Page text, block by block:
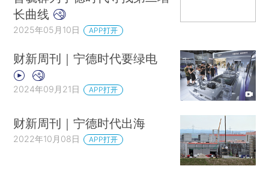
长曲线
2025年05月10日 APP打开
财新周刊｜宁德时代要绿电
2024年09月21日 APP打开
财新周刊｜宁德时代出海
2022年10月08日 APP打开